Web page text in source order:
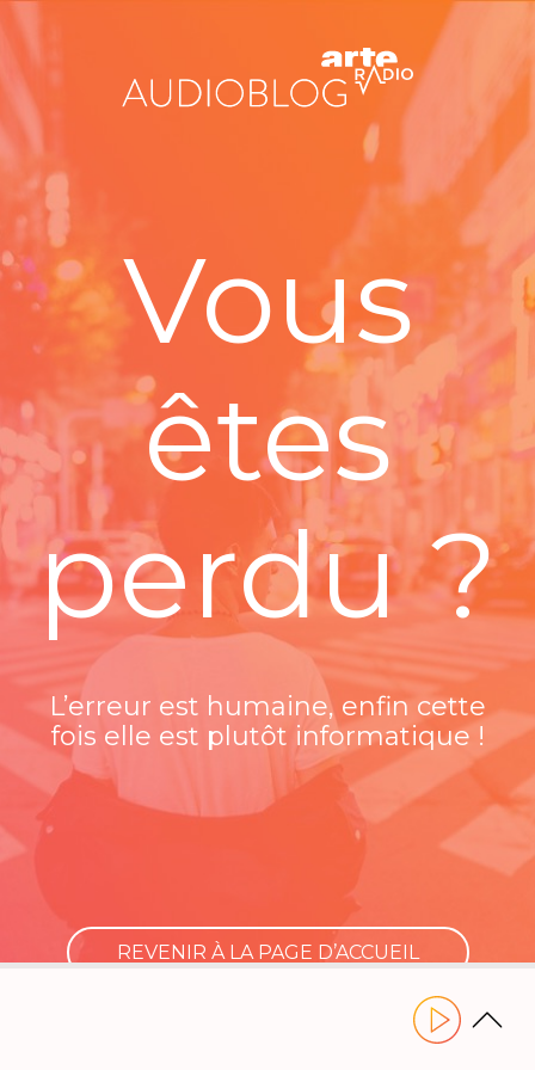
Vous
êtes
perdu ?
L’erreur est humaine, enfin cette
fois elle est plutôt informatique !
REVENIR À LA PAGE D’ACCUEIL